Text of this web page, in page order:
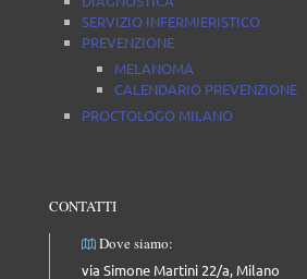
SERVIZIO INFERMIERISTICO
PREVENZIONE
MELANOMA
CALENDARIO PREVENZIONE
PROCTOLOGO MILANO
CONTATTI
Dove siamo:
via Simone Martini 22/a, Milano